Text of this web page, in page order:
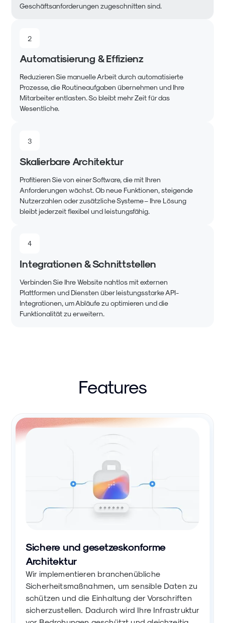
Geschäftsanforderungen zugeschnitten sind.
2
Automatisierung & Effizienz
Reduzieren Sie manuelle Arbeit durch automatisierte
Prozesse, die Routineaufgaben übernehmen und Ihre
Mitarbeiter entlasten. So bleibt mehr Zeit für das
Wesentliche.
3
Skalierbare Architektur
Profitieren Sie von einer Software, die mit Ihren
Anforderungen wächst. Ob neue Funktionen, steigende
Nutzerzahlen oder zusätzliche Systeme – Ihre Lösung
bleibt jederzeit flexibel und leistungsfähig.
4
Integrationen & Schnittstellen
Verbinden Sie Ihre Website nahtlos mit externen
Plattformen und Diensten über leistungsstarke API-
Integrationen, um Abläufe zu optimieren und die
Funktionalität zu erweitern.
Features
Sichere und gesetzeskonforme
Architektur
Wir implementieren branchenübliche
Sicherheitsmaßnahmen, um sensible Daten zu
schützen und die Einhaltung der Vorschriften
sicherzustellen. Dadurch wird Ihre Infrastruktur